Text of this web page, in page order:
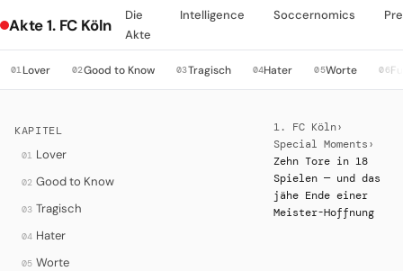
Akte 1. FC Köln
Die
Akte
Intelligence Soccernomics
01Lover 02Good to Know 03Tragisch 04Hater 05Worte 06
KAPITEL
01 Lover
02 Good to Know
03 Tragisch
04 Hater
05 Worte
1. FC Köln›
Special Moments ›
Zehn Tore in 18
Spielen — und das
jähe Ende einer
Meister-Hoffnung